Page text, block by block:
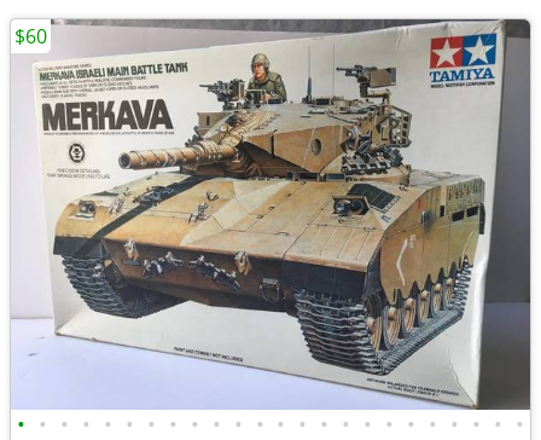
• • • • • • • • • • • • • • • • • • • • • • • •
$60